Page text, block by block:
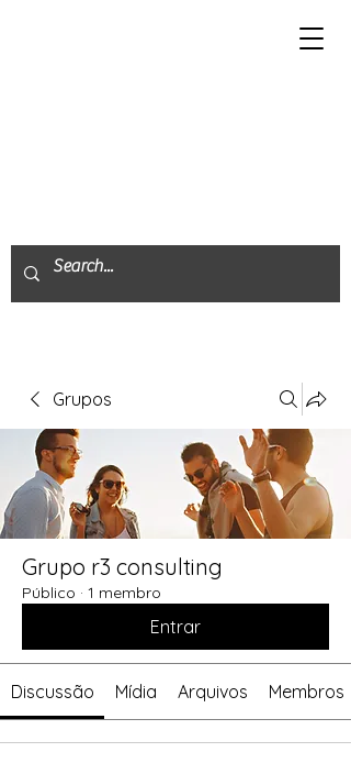
Grupos
Grupo r3 consulting
Público · 1 membro
Entrar
Discussão Mídia Arquivos Membros